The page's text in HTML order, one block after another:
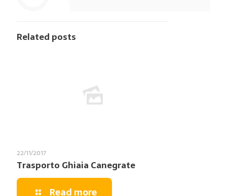
Related posts
22/11/2017
Trasporto Ghiaia Canegrate
Read more